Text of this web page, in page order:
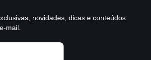
novidades, dicas e conteúdos
mail.